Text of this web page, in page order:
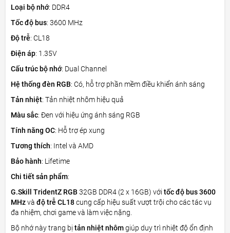
Loại bộ nhớ: DDR4
Tốc độ bus: 3600 MHz
Độ trễ: CL18
Điện áp: 1.35V
Cấu trúc bộ nhớ: Dual Channel
Hệ thống đèn RGB: Có, hỗ trợ phần mềm điều khiển ánh sáng
Tản nhiệt: Tản nhiệt nhôm hiệu quả
Màu sắc: Đen với hiệu ứng ánh sáng RGB
Tính năng OC: Hỗ trợ ép xung
Tương thích: Intel và AMD
Bảo hành: Lifetime
Chi tiết sản phẩm:
G.Skill TridentZ RGB 32GB DDR4 (2 x 16GB) vớitốc độ bus 3600
MHzvàđộ trễ CL18cung cấp hiệu suất vượt trội cho các tác vụ
đa nhiệm, chơi game và làm việc nặng.
Bộ nhớ này trang bịtản nhiệt nhômgiúp duy trì nhiệt độ ổn định